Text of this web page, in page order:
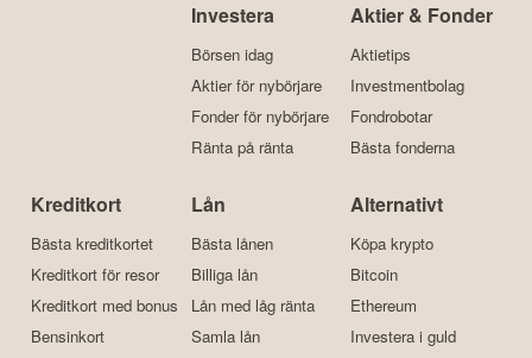
Investera
Börsen idag
Aktier för nybörjare
Fonder för nybörjare
Ränta på ränta
Aktier & Fonder
Aktietips
Investmentbolag
Fondrobotar
Bästa fonderna
Kreditkort
Bästa kreditkortet
Kreditkort för resor
Kreditkort med bonus
Bensinkort
Lån
Bästa lånen
Billiga lån
Lån med låg ränta
Samla lån
Alternativt
Köpa krypto
Bitcoin
Ethereum
Investera i guld